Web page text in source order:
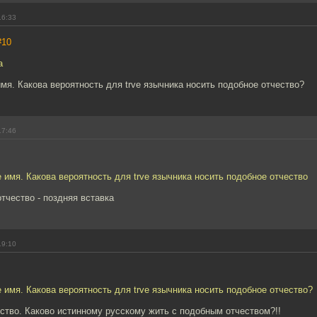
Какова вероятность для trve язычника носить подобное отчество?
Какова вероятность для trve язычника носить подобное отчество
- поздняя вставка
Какова вероятность для trve язычника носить подобное отчество?
Каково истинному русскому жить с подобным отчеством?!!